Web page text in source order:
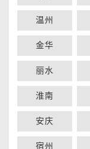
温州
金华
丽水
淮南
安庆
宿州